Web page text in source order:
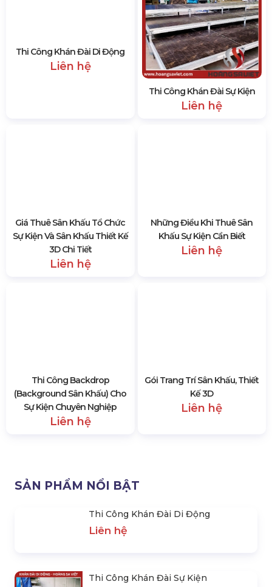
SẢN PHẨM CÙNG LOẠI
Liên hệ
Thi Công Khán Đài Sự Kiện
Giá Thuê Sân Khấu Tổ Chức
Sự Kiện Và Sân Khấu Thiết Kế
3D Chi Tiết
Liên hệ
Những Điều Khi Thuê Sân
Khấu Sự Kiện Cần Biết
Liên hệ
Sự Kiện Chuyên Nghiệp
Liên hệ